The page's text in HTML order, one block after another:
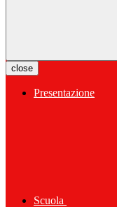
close
Presentazione
Scuola